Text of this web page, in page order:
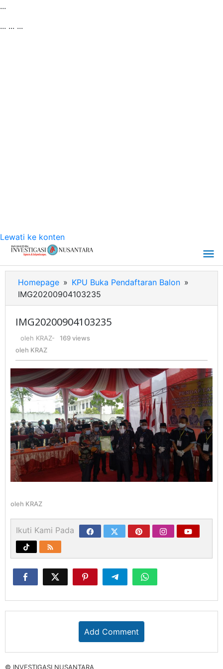
...
... ... ...
Lewati ke konten
Homepage » KPU Buka Pendaftaran Balon »
IMG20200904103235
IMG20200904103235
oleh KRAZ-
169 views
oleh KRAZ
oleh KRAZ
Ikuti Kami Pada
Add Comment
© INVESTIGASI NUSANTARA